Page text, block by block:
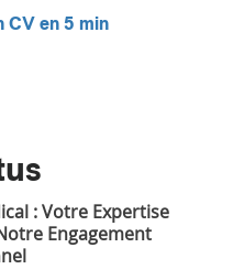
CV en 5 min
: Votre Expertise
Engagement